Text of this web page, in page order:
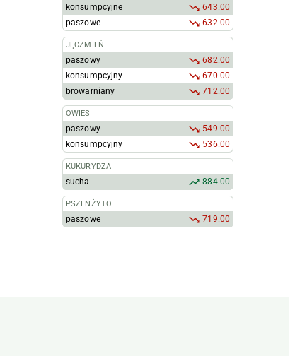
konsumpcyjne
643.00
paszowe
632.00
JĘCZMIEŃ
paszowy
682.00
konsumpcyjny
670.00
browarniany
712.00
OWIES
paszowy
549.00
konsumpcyjny
536.00
KUKURYDZA
sucha 884.00
PSZENŻYTO
paszowe 719.00